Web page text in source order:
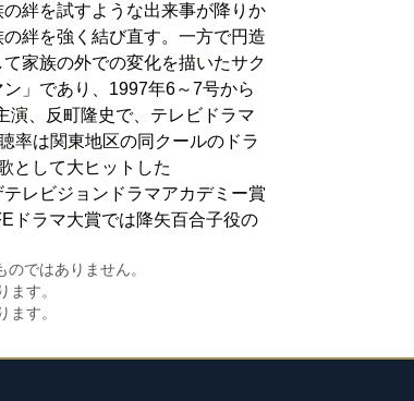
絆を試すような出来事が降りか
絆を強く結び直す。一方で円造
家族の外での変化を描いたサク
」であり、1997年6～7号から
演、反町隆史で、テレビドラマ
率は関東地区の同クールのドラ
として大ヒットした
レビジョンドラマアカデミー賞
ドラマ大賞では降矢百合子役の
ではありません。
す。
す。